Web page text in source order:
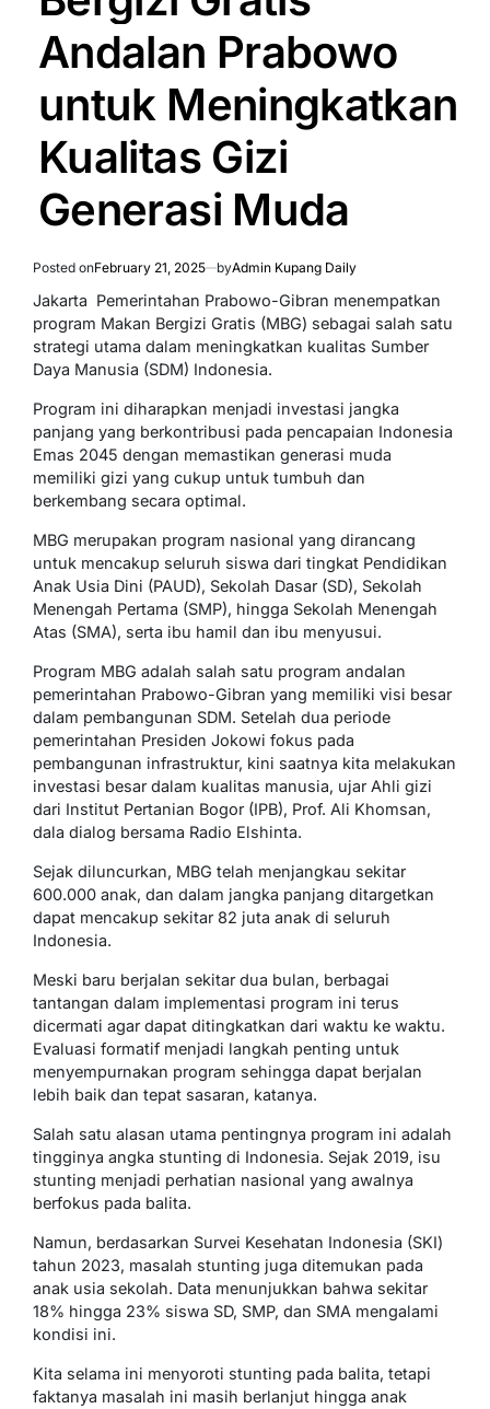
Andalan Prabowo
untuk Meningkatkan
Kualitas Gizi
Generasi Muda
Posted onFebruary 21, 2025 byAdmin Kupang Daily
Jakarta  Pemerintahan Prabowo-Gibran menempatkan
program Makan Bergizi Gratis (MBG) sebagai salah satu
strategi utama dalam meningkatkan kualitas Sumber
Daya Manusia (SDM) Indonesia.
Program ini diharapkan menjadi investasi jangka
panjang yang berkontribusi pada pencapaian Indonesia
Emas 2045 dengan memastikan generasi muda
memiliki gizi yang cukup untuk tumbuh dan
berkembang secara optimal.
MBG merupakan program nasional yang dirancang
untuk mencakup seluruh siswa dari tingkat Pendidikan
Anak Usia Dini (PAUD), Sekolah Dasar (SD), Sekolah
Menengah Pertama (SMP), hingga Sekolah Menengah
Atas (SMA), serta ibu hamil dan ibu menyusui.
Program MBG adalah salah satu program andalan
pemerintahan Prabowo-Gibran yang memiliki visi besar
dalam pembangunan SDM. Setelah dua periode
pemerintahan Presiden Jokowi fokus pada
pembangunan infrastruktur, kini saatnya kita melakukan
investasi besar dalam kualitas manusia, ujar Ahli gizi
dari Institut Pertanian Bogor (IPB), Prof. Ali Khomsan,
dala dialog bersama Radio Elshinta.
Sejak diluncurkan, MBG telah menjangkau sekitar
600.000 anak, dan dalam jangka panjang ditargetkan
dapat mencakup sekitar 82 juta anak di seluruh
Indonesia.
Meski baru berjalan sekitar dua bulan, berbagai
tantangan dalam implementasi program ini terus
dicermati agar dapat ditingkatkan dari waktu ke waktu.
Evaluasi formatif menjadi langkah penting untuk
menyempurnakan program sehingga dapat berjalan
lebih baik dan tepat sasaran, katanya.
Salah satu alasan utama pentingnya program ini adalah
tingginya angka stunting di Indonesia. Sejak 2019, isu
stunting menjadi perhatian nasional yang awalnya
berfokus pada balita.
Namun, berdasarkan Survei Kesehatan Indonesia (SKI)
tahun 2023, masalah stunting juga ditemukan pada
anak usia sekolah. Data menunjukkan bahwa sekitar
18% hingga 23% siswa SD, SMP, dan SMA mengalami
kondisi ini.
Kita selama ini menyoroti stunting pada balita, tetapi
faktanya masalah ini masih berlanjut hingga anak